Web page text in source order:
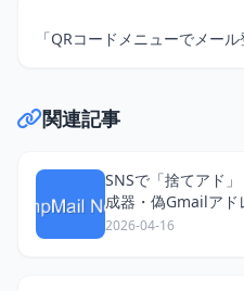
関連記事
SNSで「捨てアド
成器・偽Gmailアド
2026-04-16